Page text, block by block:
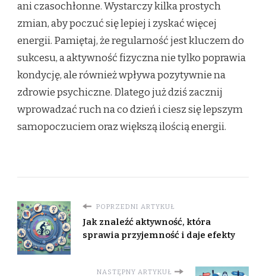
ani czasochłonne. Wystarczy kilka prostych
zmian, aby poczuć się lepiej i zyskać więcej
energii. Pamiętaj, że regularność jest kluczem do
sukcesu, a aktywność fizyczna nie tylko poprawia
kondycję, ale również wpływa pozytywnie na
zdrowie psychiczne. Dlatego już dziś zacznij
wprowadzać ruch na co dzień i ciesz się lepszym
samopoczuciem oraz większą ilością energii.
POPRZEDNI ARTYKUŁ
Jak znaleźć aktywność, która
sprawia przyjemność i daje efekty
NASTĘPNY ARTYKUŁ